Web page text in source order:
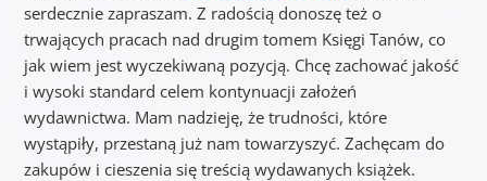
serdecznie zapraszam. Z radością donoszę też o
trwających pracach nad drugim tomem Księgi Tanów, co
jak wiem jest wyczekiwaną pozycją. Chcę zachować jakość
i wysoki standard celem kontynuacji założeń
wydawnictwa. Mam nadzieję, że trudności, które
wystąpiły, przestaną już nam towarzyszyć. Zachęcam do
zakupów i cieszenia się treścią wydawanych książek.